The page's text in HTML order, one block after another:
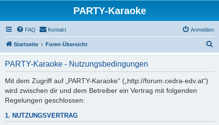
PARTY-Karaoke
FAQ Kontakt Anmelden
Startseite Foren-Übersicht
PARTY-Karaoke - Nutzungsbedingungen
Mit dem Zugriff auf „PARTY-Karaoke“ („http://forum.cedra-edv.at“)
wird zwischen dir und dem Betreiber ein Vertrag mit folgenden
Regelungen geschlossen:
1. NUTZUNGSVERTRAG